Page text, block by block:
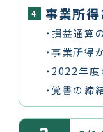
4 事業所
・損益通算
・事業所得
・2022年度
・覚書の締